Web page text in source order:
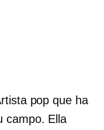
pop que ha
campo. Ella